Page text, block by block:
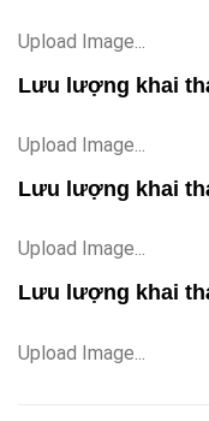
Upload Image...
Lưu lượng khai
Upload Image...
Lưu lượng khai
Upload Image...
Lưu lượng khai
Upload Image...